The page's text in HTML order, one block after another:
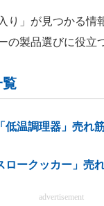
り」が見つかる情
製品選びに役立
温調理器」売れ
ロークッカー」売
advertisement